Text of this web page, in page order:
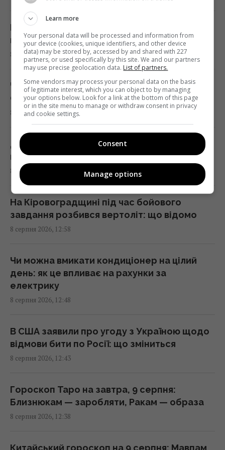
поведінку
13:53 субота, 08 серпня 2026
Експеримент розкрив, чи дійсно
бездротова зарядка дорожча за дротову
13:50 субота, 08 серпня 2026
Імпорт скрапленого газу з Росії до ЄС різко
13:44 субота, 08 серпня 2026
Перший титульний поєдинок Олександра
Хижняка: вечір Usyk 17 Promotions
ексклюзивно на Київстар ТБ
13:38 субота, 08 серпня 2026
феєричний камбек після кількох років
випробувань
13:23 субота, 08 серпня 2026
системи проти дронів
13:13 субота, 08 серпня 2026
залучати більше кредитів: Пишний розкрив
деталі
13:12 субота, 08 серпня 2026
Денисенко зізналася, чому насправді
В Україні змінили умови бронювання
працівників: хто втратить бронь з 1 вересня
8 серпня 2026, 13:48
Через дружину: Анатоліч поскаржився на
Остапчука, який його заблокував
8 серпня 2026, 13:42
День ветеринара в Україні: добірка щирих
привітань, які зворушать кожного
8 серпня 2026, 13:20
На Кіровоградщині під час бойового
завдання розбився вертоліт: що відомо
8 серпня 2026, 12:58
Чи можна вмикати кондиціонер на цілий
день: як це впливає на рахунки за
електрику
8 серпня 2026, 12:48
В США заявили про угоду з Україною щодо
відмови бити по Росії: що зміниться
8 серпня 2026, 12:43
Гороскоп Таро на завтра, 9 серпня:
Близнюкам — заробляти, Ракам — образа
8 серпня 2026, 12:38
Китайський гороскоп на 9 серпня: Мавпам
Learn more
Your personal data will be processed and information from
your device (cookies, unique identifiers, and other device
data) may be stored by, accessed by and shared with 227
partners, or used specifically by this site. We and our partners
may use precise geolocation data. List of partners.
Some vendors may process your personal data on the basis
of legitimate interest, which you can object to by managing
your options below. Look for a link at the bottom of this page
or in the site menu to manage or withdraw consent in privacy
and cookie settings.
Consent
Manage options